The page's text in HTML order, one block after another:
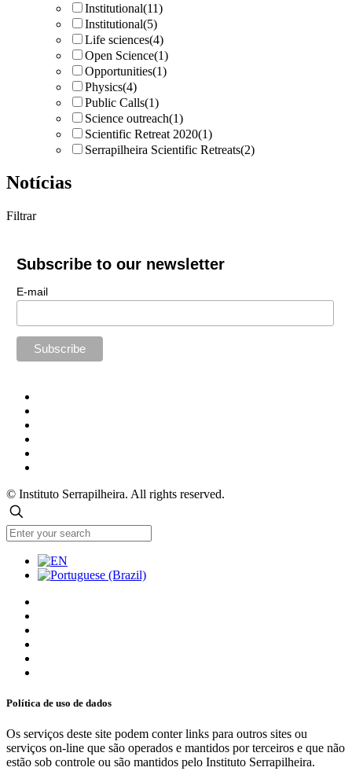
Institutional(11)
Institutional(5)
Life sciences(4)
Open Science(1)
Opportunities(1)
Physics(4)
Public Calls(1)
Science outreach(1)
Scientific Retreat 2020(1)
Serrapilheira Scientific Retreats(2)
Notícias
Filtrar
Subscribe to our newsletter
E-mail
© Instituto Serrapilheira. All rights reserved.
Política de uso de dados
Os serviços deste site podem conter links para outros sites ou
serviços on-line que são operados e mantidos por terceiros e que não
estão sob controle ou são mantidos pelo Instituto Serrapilheira.